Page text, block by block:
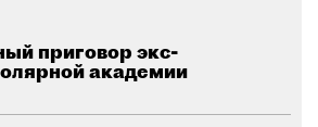
приговор экс-
академии